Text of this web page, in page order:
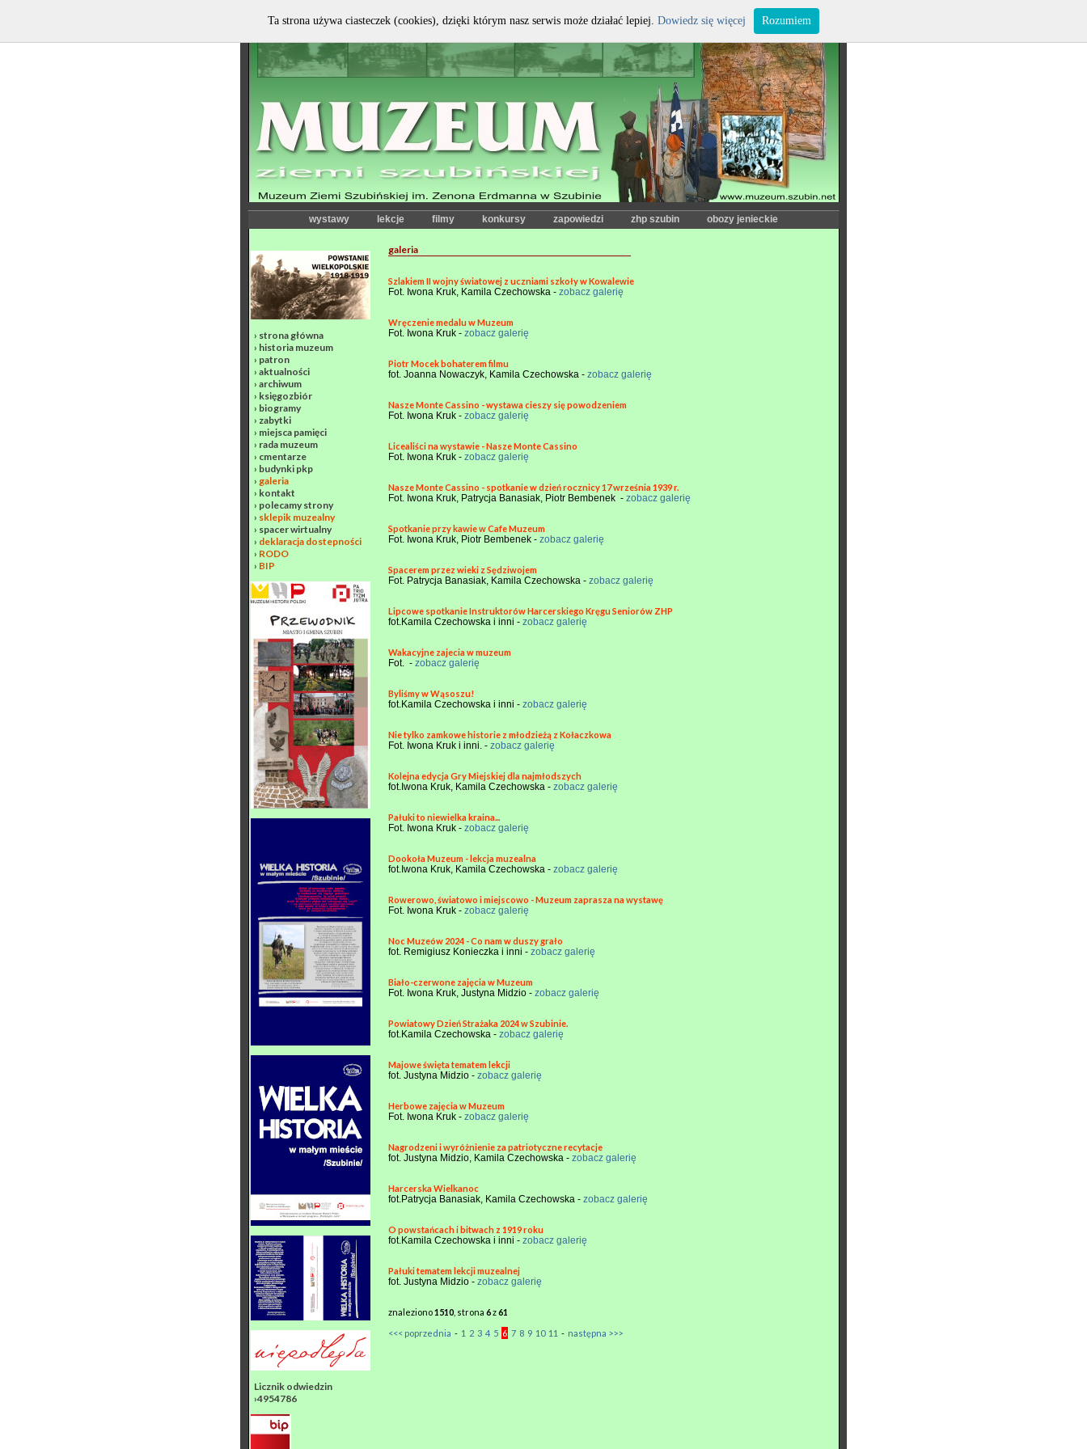
kontrast: czcionka:
wystawy lekcje filmy konkursy zapowiedzi zhp szubin obozy jenieckie
› strona główna
› historia muzeum
› patron
› aktualności
› archiwum
› księgozbiór
› biogramy
› zabytki
› miejsca pamięci
› rada muzeum
› cmentarze
› budynki pkp
› galeria
› kontakt
› polecamy strony
› sklepik muzealny
› spacer wirtualny
› deklaracja dostepności
› RODO
› BIP
Licznik odwiedzin
›4954786
galeria
Szlakiem II wojny światowej z uczniami szkoły w Kowalewie
Fot. Iwona Kruk, Kamila Czechowska - zobacz galerię
Wręczenie medalu w Muzeum
Fot. Iwona Kruk - zobacz galerię
Piotr Mocek bohaterem filmu
fot. Joanna Nowaczyk, Kamila Czechowska - zobacz galerię
Nasze Monte Cassino - wystawa cieszy się powodzeniem
Fot. Iwona Kruk - zobacz galerię
Licealiści na wystawie - Nasze Monte Cassino
Fot. Iwona Kruk - zobacz galerię
Nasze Monte Cassino - spotkanie w dzień rocznicy 17 września 1939 r.
Fot. Iwona Kruk, Patrycja Banasiak, Piotr Bembenek - zobacz galerię
Spotkanie przy kawie w Cafe Muzeum
Fot. Iwona Kruk, Piotr Bembenek - zobacz galerię
Spacerem przez wieki z Sędziwojem
Fot. Patrycja Banasiak, Kamila Czechowska - zobacz galerię
Lipcowe spotkanie Instruktorów Harcerskiego Kręgu Seniorów ZHP
fot.Kamila Czechowska i inni - zobacz galerię
Wakacyjne zajecia w muzeum
Fot. - zobacz galerię
Byliśmy w Wąsoszu!
fot.Kamila Czechowska i inni - zobacz galerię
Nie tylko zamkowe historie z młodzieżą z Kołaczkowa
Fot. Iwona Kruk i inni. - zobacz galerię
Kolejna edycja Gry Miejskiej dla najmłodszych
fot.Iwona Kruk, Kamila Czechowska - zobacz galerię
Pałuki to niewielka kraina...
Fot. Iwona Kruk - zobacz galerię
Dookoła Muzeum - lekcja muzealna
fot.Iwona Kruk, Kamila Czechowska - zobacz galerię
Rowerowo, światowo i miejscowo - Muzeum zaprasza na wystawę
Fot. Iwona Kruk - zobacz galerię
Noc Muzeów 2024 - Co nam w duszy grało
fot. Remigiusz Konieczka i inni - zobacz galerię
Biało-czerwone zajęcia w Muzeum
Fot. Iwona Kruk, Justyna Midzio - zobacz galerię
Powiatowy Dzień Strażaka 2024 w Szubinie.
fot.Kamila Czechowska - zobacz galerię
Majowe święta tematem lekcji
fot. Justyna Midzio - zobacz galerię
Herbowe zajęcia w Muzeum
Fot. Iwona Kruk - zobacz galerię
Nagrodzeni i wyróżnienie za patriotyczne recytacje
fot. Justyna Midzio, Kamila Czechowska - zobacz galerię
Harcerska Wielkanoc
fot.Patrycja Banasiak, Kamila Czechowska - zobacz galerię
O powstańcach i bitwach z 1919 roku
fot.Kamila Czechowska i inni - zobacz galerię
Pałuki tematem lekcji muzealnej
fot. Justyna Midzio - zobacz galerię
znaleziono1510 , strona 6z61
<<< poprzednia - 1 2 3 4 5 6 7 8 9 10 11 - następna >>>
Ta strona używa ciasteczek (cookies), dzięki którym nasz serwis może działać lepiej. Dowiedz się więcej Rozumiem